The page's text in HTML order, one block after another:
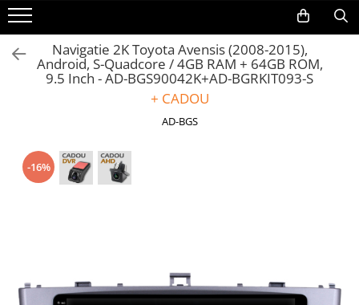
Volkswagen
Audi
Skoda
Peugeot
Navigatie 2K Toyota Avensis (2008-2015),
Android, S-Quadcore / 4GB RAM + 64GB ROM,
9.5 Inch - AD-BGS90042K+AD-BGRKIT093-S
+ CADOU
AD-BGS
-16%